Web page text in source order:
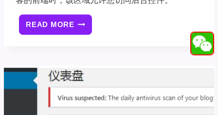
READ MORE [WORDPRESS
建
教
程]04：
WORDPRESS
管